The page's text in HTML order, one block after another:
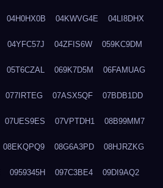
04H0HX0B 04KWVG4E 04LI8DHX
04YFC57J 04ZFIS6W 059KC9DM
05T6CZAL 069K7D5M 06FAMUAG
077IRTEG 07ASX5QF 07BDB1DD
07UES9ES 07VPTDH1 08B99MM7
08EKQPQ9 08G6A3PD 08HJRZKG
0959345H 097C3BE4 09DI9AQ2